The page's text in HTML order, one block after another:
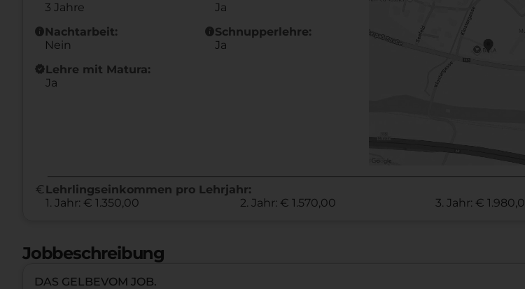
3 Jahre
Ja
infoNachtarbeit:
Nein
infoSchnupperlehre:
Ja
new_releasesLehre mit Matura:
Ja
euro Lehrlingseinkommen pro Lehrjahr:
1. Jahr: € 1.350,00
2. Jahr: € 1.570,00 3. Jahr: €
Jobbeschreibung
DAS GELBEVOM JOB.